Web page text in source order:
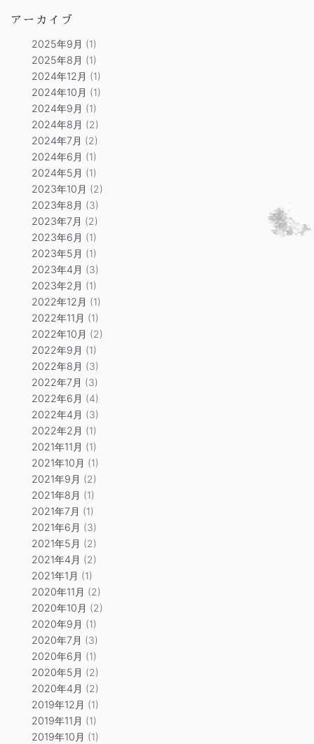
アーカイブ
2025年9月 (1)
2025年8月 (1)
2024年12月 (1)
2024年10月 (1)
2024年9月 (1)
2024年8月 (2)
2024年7月 (2)
2024年6月 (1)
2024年5月 (1)
2023年10月 (2)
2023年8月 (3)
2023年7月 (2)
2023年6月 (1)
2023年5月 (1)
2023年4月 (3)
2023年2月 (1)
2022年12月 (1)
2022年11月 (1)
2022年10月 (2)
2022年9月 (1)
2022年8月 (3)
2022年7月 (3)
2022年6月 (4)
2022年4月 (3)
2022年2月 (1)
2021年11月 (1)
2021年10月 (1)
2021年9月 (2)
2021年8月 (1)
2021年7月 (1)
2021年6月 (3)
2021年5月 (2)
2021年4月 (2)
2021年1月 (1)
2020年11月 (2)
2020年10月 (2)
2020年9月 (1)
2020年7月 (3)
2020年6月 (1)
2020年5月 (2)
2020年4月 (2)
2019年12月 (1)
2019年11月 (1)
2019年10月 (1)